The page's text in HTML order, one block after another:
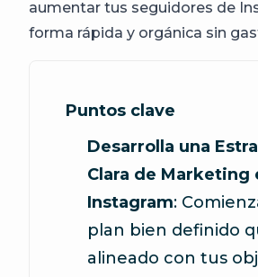
aumentar tus seguidores de
forma rápida y orgánica sin
Puntos clave
Desarrolla una
Clara de Marketing
Instagram:
plan bien definido
alineado con tus